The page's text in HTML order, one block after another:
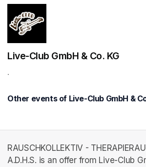
Live-Club GmbH & Co. KG
.
Other events of Live-Club GmbH &
RAUSCHKOLLEKTIV -
A.D.H.S. is an offer from Live-Club